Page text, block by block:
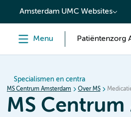
content
Amsterdam UMC Websites
Menu Patiëntenzorg
Specialismen en centra
MS Centrum Amsterdam Over MS
MS